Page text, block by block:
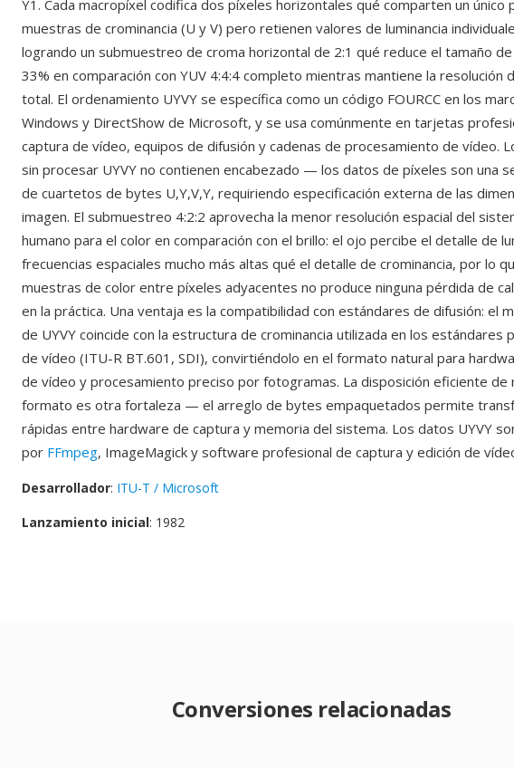
Y1. Cada macropíxel codifica dos píxeles horizontales qué comparten un único
muestras de crominancia (U y V) pero retienen valores de luminancia
logrando un submuestreo de croma horizontal de 2:1 qué reduce el tamaño
33% en comparación con YUV 4:4:4 completo mientras mantiene la resolución
total. El ordenamiento UYVY se específica como un código FOURCC en los
Windows y DirectShow de Microsoft, y se usa comúnmente en tarjetas
captura de vídeo, equipos de difusión y cadenas de procesamiento de vídeo.
sin procesar UYVY no contienen encabezado — los datos de píxeles son una
de cuartetos de bytes U,Y,V,Y, requiriendo especificación externa de las
imagen. El submuestreo 4:2:2 aprovecha la menor resolución espacial del
humano para el color en comparación con el brillo: el ojo percibe el detalle de
frecuencias espaciales mucho más altas qué el detalle de crominancia, por lo
muestras de color entre píxeles adyacentes no produce ninguna pérdida de
en la práctica. Una ventaja es la compatibilidad con estándares de difusión: el
de UYVY coincide con la estructura de crominancia utilizada en los estándares
de vídeo (ITU-R BT.601, SDI), convirtiéndolo en el formato natural para
de vídeo y procesamiento preciso por fotogramas. La disposición eficiente de
formato es otra fortaleza — el arreglo de bytes empaquetados permite
rápidas entre hardware de captura y memoria del sistema. Los datos UYVY
por FFmpeg, ImageMagick y software profesional de captura y edición de
Desarrollador: ITU-T / Microsoft
Lanzamiento inicial: 1982
Conversiones relacionadas